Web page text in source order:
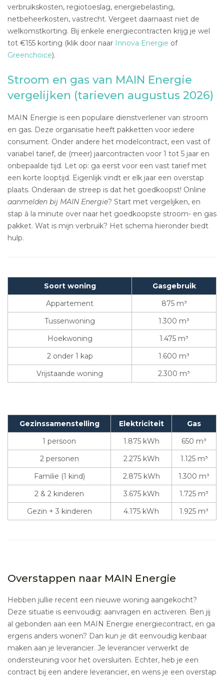
verbruikskosten, regiotoeslag, energiebelasting,
netbeheerkosten, vastrecht. Vergeet daarnaast niet de
welkomstkorting. Bij enkele energiecontracten krijg je wel
tot €155 korting (klik door naar Innova Energie of
Greenchoice).
Stroom en gas van MAIN Energie
vergelijken (tarieven augustus 2026)
MAIN Energie is een populaire dienstverlener van stroom
en gas. Deze organisatie heeft pakketten voor iedere
consument. Onder andere het modelcontract, een vast of
variabel tarief, de (meer) jaarcontracten voor 1 tot 5 jaar en
onbepaalde tijd. Let op: ga eerst voor een vast tarief met
een korte looptijd. Eigenlijk vindt er elk jaar een overstap
plaats. Onderaan de streep is dat het goedkoopst! Online
aanmelden bij MAIN Energie? Start met vergelijken, en
stap à la minute over naar het goedkoopste stroom- en gas
pakket. Wat is mijn verbruik? Het schema hieronder biedt
hulp.
Soort woning
Gasgebruik
Appartement
875 m³
Tussenwoning
1.300 m³
Hoekwoning
1.475 m³
2 onder 1 kap
1.600 m³
Vrijstaande woning
2.300 m³
Gezinssamenstelling Elektriciteit
Gas
1 persoon
1.875 kWh
650 m³
2 personen
2.275 kWh
1.125 m³
Familie (1 kind)
2.875 kWh
1.300 m³
2 & 2 kinderen
3.675 kWh
1.725 m³
Gezin + 3 kinderen
4.175 kWh 1.925 m³
Overstappen naar MAIN Energie
Hebben jullie recent een nieuwe woning aangekocht?
Deze situatie is eenvoudig: aanvragen en activeren. Ben jij
al gebonden aan een MAIN Energie energiecontract, en ga
ergens anders wonen? Dan kun je dit eenvoudig kenbaar
maken aan je leverancier. Je leverancier verwerkt de
ondersteuning voor het oversluiten. Echter, heb je een
contract bij een andere leverancier, en wens je een overstap